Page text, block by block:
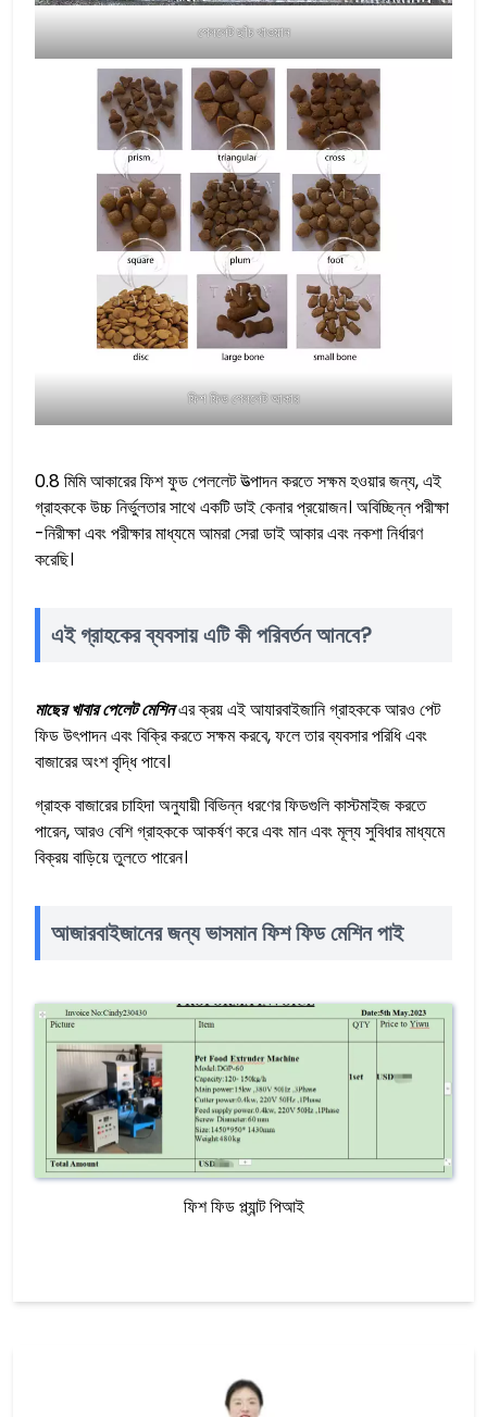
পেললেট ছাঁচ খাওয়ান
ফিশ ফিড পেললেট আকার
0.8 মিমি আকারের ফিশ ফুড পেললেট উত্পাদন করতে সক্ষম হওয়ার জন্য, এই
গ্রাহককে উচ্চ নির্ভুলতার সাথে একটি ডাই কেনার প্রয়োজন। অবিচ্ছিন্ন পরীক্ষা
-নিরীক্ষা এবং পরীক্ষার মাধ্যমে আমরা সেরা ডাই আকার এবং নকশা নির্ধারণ
করেছি।
এই গ্রাহকের ব্যবসায় এটি কী পরিবর্তন আনবে?
মাছের খাবার পেলেট মেশিনএর ক্রয় এই আযারবাইজানি গ্রাহককে আরও পেট
ফিড উৎপাদন এবং বিক্রি করতে সক্ষম করবে, ফলে তার ব্যবসার পরিধি এবং
বাজারের অংশ বৃদ্ধি পাবে।
গ্রাহক বাজারের চাহিদা অনুযায়ী বিভিন্ন ধরণের ফিডগুলি কাস্টমাইজ করতে
পারেন, আরও বেশি গ্রাহককে আকর্ষণ করে এবং মান এবং মূল্য সুবিধার মাধ্যমে
বিক্রয় বাড়িয়ে তুলতে পারেন।
আজারবাইজানের জন্য ভাসমান ফিশ ফিড মেশিন পাই
ফিশ ফিড প্ল্যান্ট পিআই